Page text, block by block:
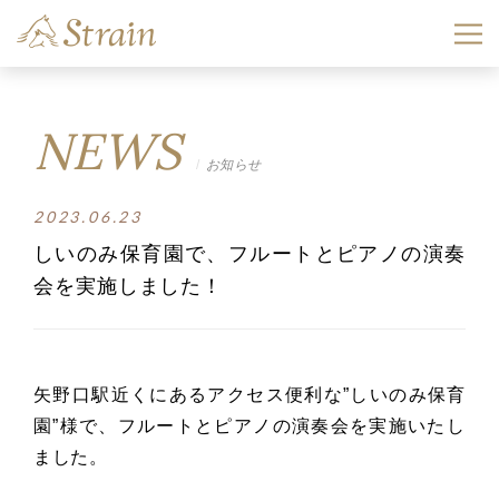
NEWS お知らせ
2023.06.23
しいのみ保育園で、フルートとピアノの演奏
会を実施しました！
矢野口駅近くにあるアクセス便利な”しいのみ保育
園”様で、 フルートとピアノの演奏会を実施いたし
ました。